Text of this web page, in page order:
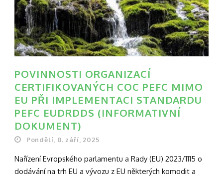
POVINNOSTI ORGANIZACÍ
CERTIFIKOVANÝCH COC PEFC MIMO
EU PŘI IMPLEMENTACI STANDARDU
PEFC EUDRDDS (INFORMATIVNÍ
DOKUMENT)
Pondělí, 8. září, 2025
Nařízení Evropského parlamentu a Rady (EU) 2023/1115 o
dodávání na trh EU a vývozu z EU některých komodit a